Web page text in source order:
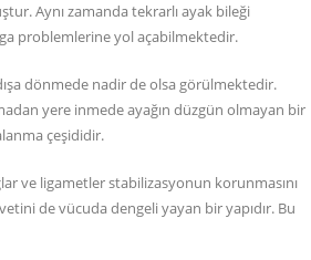
Aynı zamanda tekrarlı ayak bileği
problemlerine yol açabilmektedir.
dönmede nadir de olsa görülmektedir.
yere inmede ayağın düzgün olmayan bir
çeşididir.
ve ligametler stabilizasyonun korunmasını
de vücuda dengeli yayan bir yapıdır. Bu